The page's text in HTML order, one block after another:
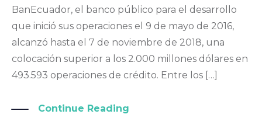
BanEcuador, el banco público para el desarrollo
que inició sus operaciones el 9 de mayo de 2016,
alcanzó hasta el 7 de noviembre de 2018, una
colocación superior a los 2.000 millones dólares en
493.593 operaciones de crédito. Entre los […]
Continue Reading